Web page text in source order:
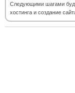
Следующими шагами
хостинга и создание